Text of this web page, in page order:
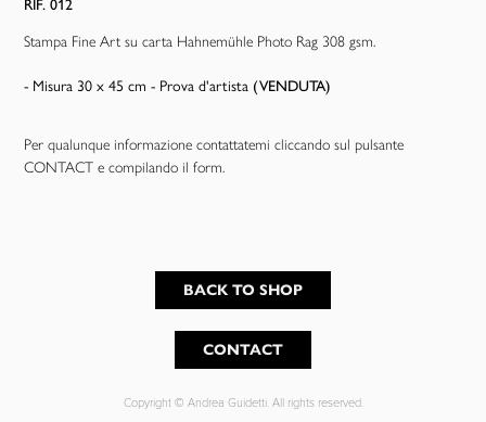
RIF. 012
Stampa Fine Art su carta Hahnemühle Photo Rag 308 gsm.
- Misura 30 x 45 cm - Prova d'artista (VENDUTA)
Per qualunque informazione contattatemi cliccando sul pulsante
CONTACT e compilando il form.
BACK TO SHOP
CONTACT
Copyright © Andrea Guidetti. All rights reserved.